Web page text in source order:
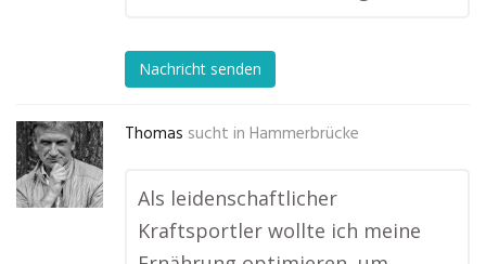
Nachricht senden
Thomas sucht in Hammerbrücke
Als leidenschaftlicher
Kraftsportler wollte ich meine